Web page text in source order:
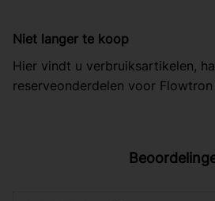
Niet langer te koop
Hier vindt u verbruiksartikelen,
reserveonderdelen voor